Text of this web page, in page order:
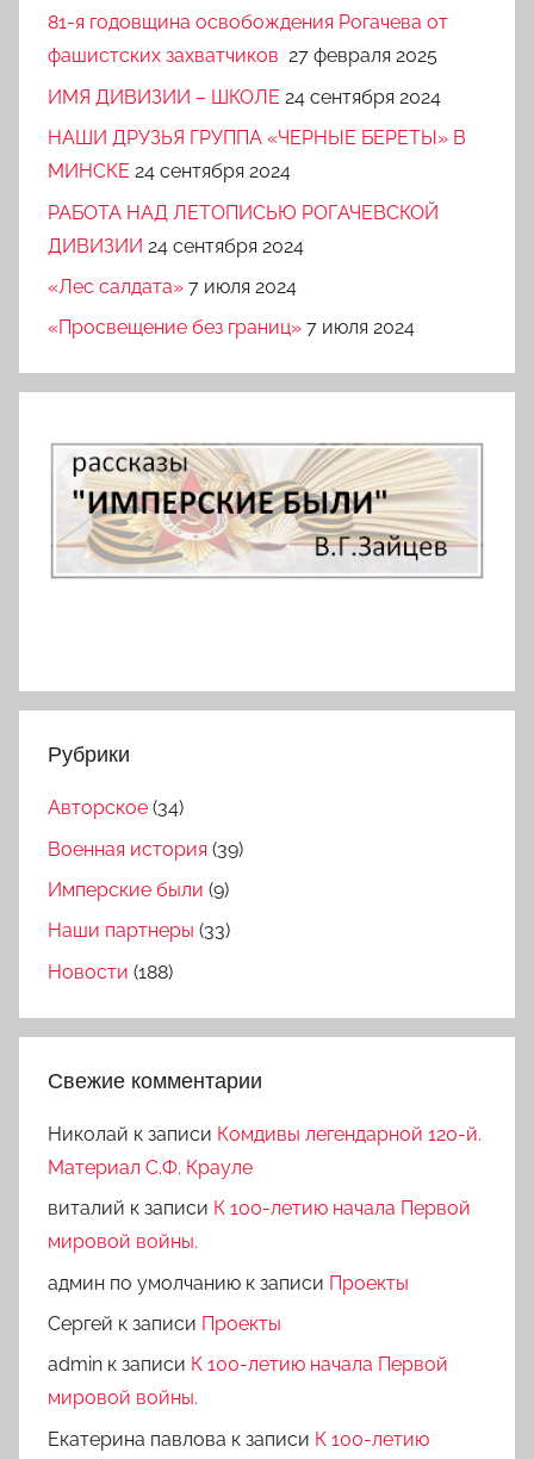
81-я годовщина освобождения Рогачева от
фашистских захватчиков 27 февраля 2025
ИМЯ ДИВИЗИИ – ШКОЛЕ 24 сентября 2024
НАШИ ДРУЗЬЯ ГРУППА «ЧЕРНЫЕ БЕРЕТЫ» В
МИНСКЕ 24 сентября 2024
РАБОТА НАД ЛЕТОПИСЬЮ РОГАЧЕВСКОЙ
ДИВИЗИИ 24 сентября 2024
«Лес салдата» 7 июля 2024
«Просвещение без границ» 7 июля 2024
Рубрики
Авторское (34)
Военная история (39)
Имперские были (9)
Наши партнеры (33)
Новости (188)
Свежие комментарии
Николай к записи Комдивы легендарной 120-й.
Материал С.Ф. Крауле
виталий к записи К 100-летию начала Первой
мировой войны.
админ по умолчанию к записи Проекты
Сергей к записи Проекты
admin к записи К 100-летию начала Первой
мировой войны.
Екатерина павлова к записи К 100-летию